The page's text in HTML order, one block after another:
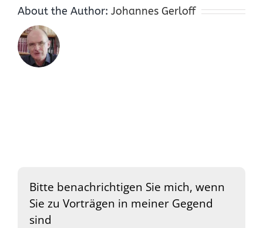
About the Author: Johannes Gerloff
Bitte benachrichtigen Sie mich, wenn
Sie zu Vorträgen in meiner Gegend
sind